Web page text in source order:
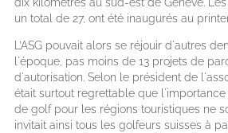
un total de 27, ont été inaugurés au
L’ASG pouvait alors se réjouir d'autres
l'époque, pas moins de 13 projets de
d'autorisation. Selon le président de
était surtout regrettable que l'importance
de golf pour les régions touristiques ne
invitait ainsi tous les golfeurs suisses à